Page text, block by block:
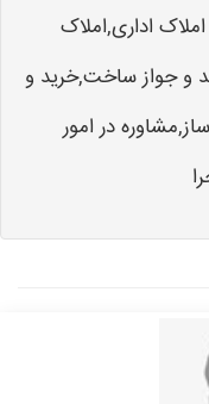
اداری,املاک
و جواز ساخت,خرید و
در امور